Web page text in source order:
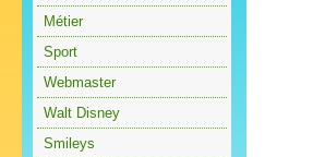
Métier
Sport
Webmaster
Walt Disney
Smileys